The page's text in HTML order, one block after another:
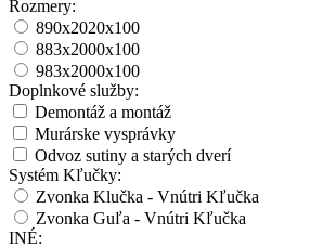
Rozmery:
890x2020x100
883x2000x100
983x2000x100
Doplnkové služby:
Demontáž a montáž
Murárske vysprávky
Odvoz sutiny a starých dverí
Systém Kľučky:
Zvonka Klučka - Vnútri Kľučka
Zvonka Guľa - Vnútri Kľučka
INÉ: